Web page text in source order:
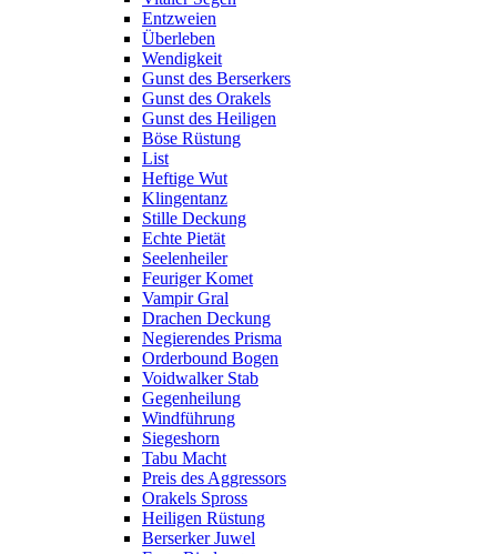
Entzweien
Überleben
Wendigkeit
Gunst des Berserkers
Gunst des Orakels
Gunst des Heiligen
Böse Rüstung
List
Heftige Wut
Klingentanz
Stille Deckung
Echte Pietät
Seelenheiler
Feuriger Komet
Vampir Gral
Drachen Deckung
Negierendes Prisma
Orderbound Bogen
Voidwalker Stab
Gegenheilung
Windführung
Siegeshorn
Tabu Macht
Preis des Aggressors
Orakels Spross
Heiligen Rüstung
Berserker Juwel